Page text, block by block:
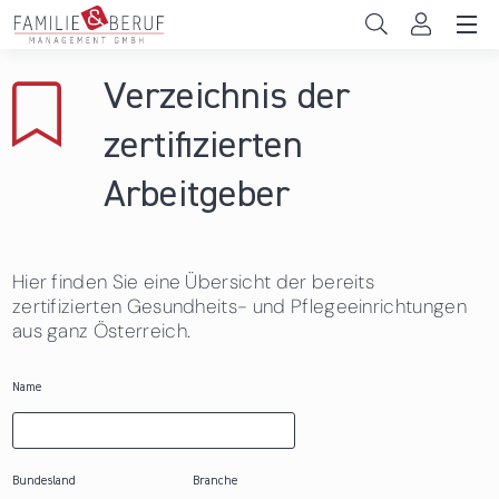
Direkt zum Inhalt
Gemeinden
Das sind wir
News & Events
Verzeichnis der
zertifizierten
Arbeitgeber
Hier finden Sie eine Übersicht der bereits
zertifizierten Gesundheits- und Pflegeeinrichtungen
aus ganz Österreich.
Name
Bundesland Branche